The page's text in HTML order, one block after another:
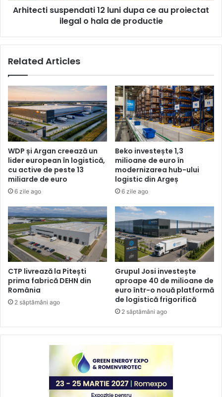
Arhitecti suspendati 12 luni dupa ce au proiectat
ilegal o hala de productie
Related Articles
WDP și Argan creează un
lider european în logistică,
cu active de peste 13
miliarde de euro
6 zile ago
Beko investește 1,3
milioane de euro în
modernizarea hub-ului
logistic din Argeș
6 zile ago
CTP livrează la Pitești
prima fabrică DEHN din
România
2 săptămâni ago
Grupul Josi investește
aproape 40 de milioane de
euro într-o nouă platformă
de logistică frigorifică
2 săptămâni ago